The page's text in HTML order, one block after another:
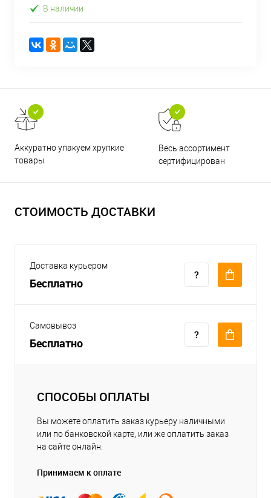
В наличии
Аккуратно упакуем хрупкие
товары
Весь ассортимент
сертифицирован
СТОИМОСТЬ ДОСТАВКИ
Доставка курьером
Бесплатно
Самовывоз
Бесплатно
СПОСОБЫ ОПЛАТЫ
Вы можете оплатить заказ курьеру наличными
или по банковской карте, или же оплатить заказ
на сайте онлайн.
Принимаем к оплате